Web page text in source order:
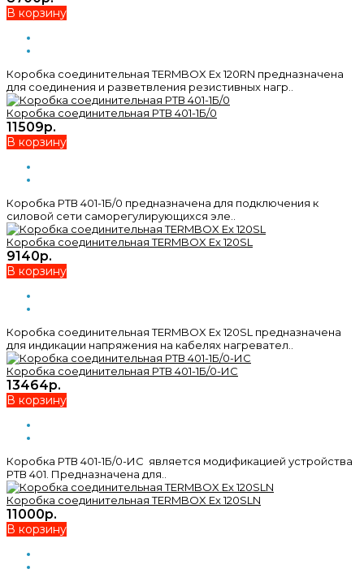
В корзину
Коробка соединительная TERMBOX Ex 120RN предназначена
для соединения и разветвления резистивных нагр..
Коробка соединительная РТВ 401-1Б/0
11509р.
В корзину
Коробка РТВ 401-1Б/0 предназначена для подключения к
силовой сети саморегулирующихся эле..
Коробка соединительная TERMBOX Ex 120SL
9140р.
В корзину
Коробка соединительная TERMBOX Ex 120SL предназначена
для индикации напряжения на кабелях нагревател..
Коробка соединительная РТВ 401-1Б/0-ИС
13464р.
В корзину
Коробка РТВ 401-1Б/0-ИС является модификацией устройства
РТВ 401. Предназначена для..
Коробка соединительная TERMBOX Ex 120SLN
11000р.
В корзину